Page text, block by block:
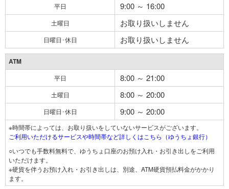
平日 9:00 ～ 16:00
土曜日 お取り扱いしません
日曜日･休日 お取り扱いしません
ATM
平日 8:00 ～ 21:00
土曜日 8:00 ～ 20:00
日曜日･休日 9:00 ～ 20:00
※時間帯によっては、お取り扱いをしていないサービスがございます。
ご利用いただけるサービスや時間帯など詳しくはこちら（ゆうちょ銀行）
○いつでも手数料無料で、ゆうちょ口座のお預け入れ・お引き出しをご利用
いただけます。
※硬貨を伴うお預け入れ・お引き出しは、別途、ATM硬貨預払料金がかかり
ます。